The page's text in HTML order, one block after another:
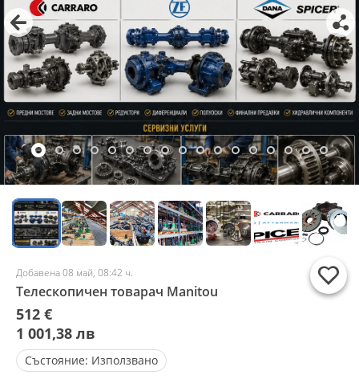
Добавена 08 май, 08:42 ч.
Телескопичен товарач Manitou
512 €
1 001,38 лв
Състояние: Използвано